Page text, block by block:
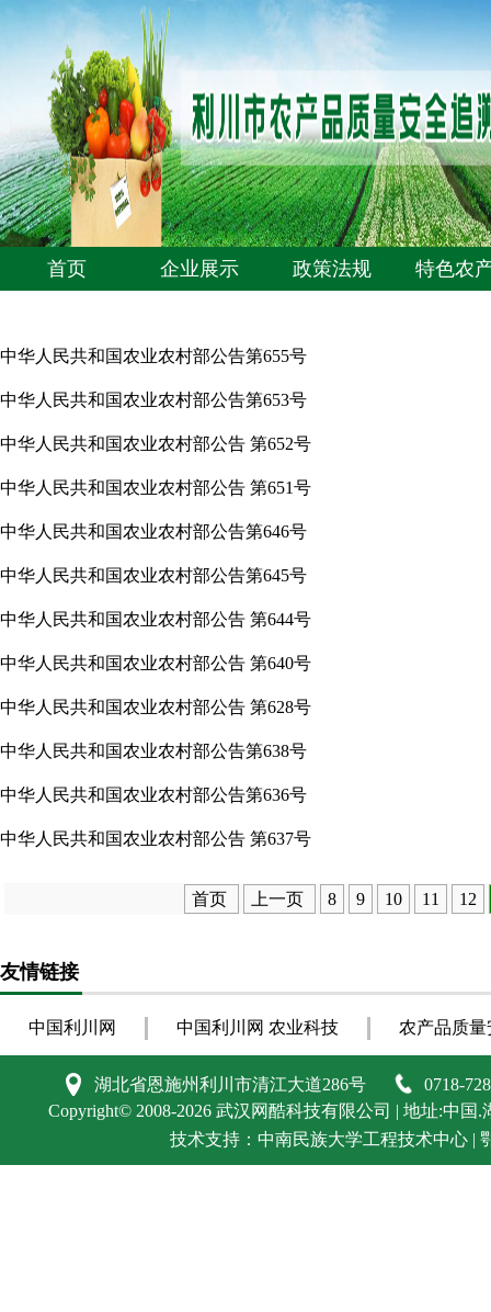
首页 企业展示 政策法规 特色农
中华人民共和国农业农村部公告第655号
中华人民共和国农业农村部公告第653号
中华人民共和国农业农村部公告 第652号
中华人民共和国农业农村部公告 第651号
中华人民共和国农业农村部公告第646号
中华人民共和国农业农村部公告第645号
中华人民共和国农业农村部公告 第644号
中华人民共和国农业农村部公告 第640号
中华人民共和国农业农村部公告 第628号
中华人民共和国农业农村部公告第638号
中华人民共和国农业农村部公告第636号
中华人民共和国农业农村部公告 第637号
首页 上一页 8 9 10 11 12
友情链接
中国利川网 中国利川网 农业科技 农产品质
湖北省恩施州利川市清江大道286号
0718-
Copyright© 2008-2026 武汉网酷科技有限公司 | 地址:中国.
技术支持： 中南民族大学工程技术中心|